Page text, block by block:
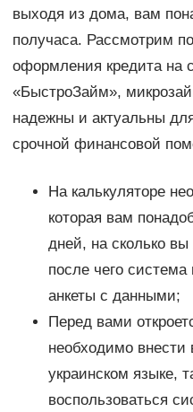
выходя из дома, вам
получаса. Рассмотрим
оформления кредита на
«БыстроЗайм»,
надежны и актуальны
срочной финансовой
На калькуляторе
которая вам
дней, на сколько
после чего
анкеты с данными;
Перед вами
необходимо внести
украинском языке,
воспользоваться